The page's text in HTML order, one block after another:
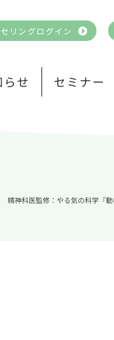
リングログイン
らせ セミナー
精神科医監修：やる気の科学『動